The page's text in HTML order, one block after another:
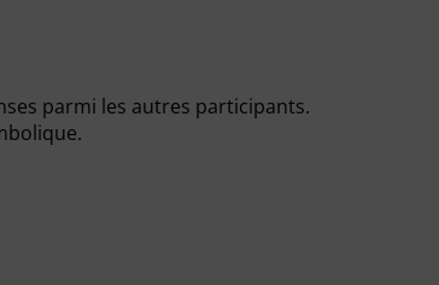
parmi les autres participants.